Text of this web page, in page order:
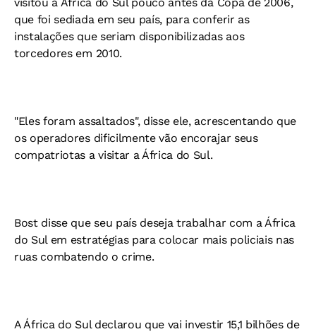
que foi sediada em seu país, para conferir as
instalações que seriam disponibilizadas aos
torcedores em 2010.
"Eles foram assaltados", disse ele, acrescentando que
os operadores dificilmente vão encorajar seus
compatriotas a visitar a África do Sul.
Bost disse que seu país deseja trabalhar com a África
do Sul em estratégias para colocar mais policiais nas
ruas combatendo o crime.
A África do Sul declarou que vai investir 15,1 bilhões de